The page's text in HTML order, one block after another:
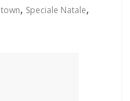
, Speciale Natale,